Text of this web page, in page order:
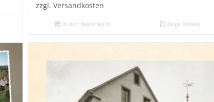
zzgl. Versandkosten
In den Warenkorb Zeige Details